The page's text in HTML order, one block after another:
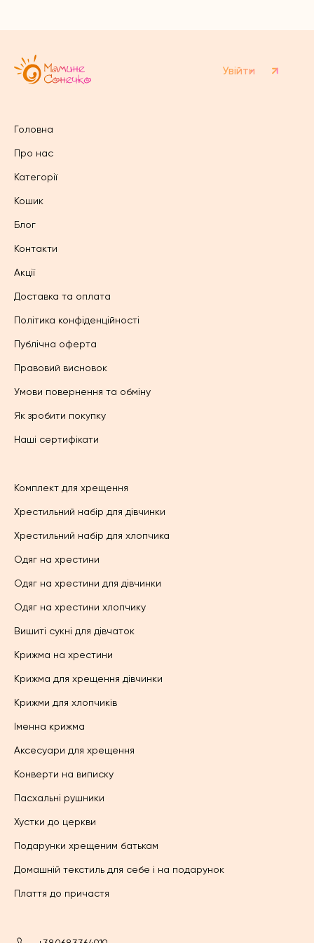
товару
Увійти
Головна
Про нас
Категорії
Кошик
Блог
Контакти
Акції
Доставка та оплата
Політика конфіденційності
Публічна оферта
Правовий висновок
Умови повернення та обміну
Як зробити покупку
Наші сертифікати
Комплект для хрещення
Хрестильний набір для дівчинки
Хрестильний набір для хлопчика
Одяг на хрестини
Одяг на хрестини для дівчинки
Одяг на хрестини хлопчику
Вишиті сукні для дівчаток
Крижма на хрестини
Крижма для хрещення дівчинки
Крижми для хлопчиків
Іменна крижма
Аксесуари для хрещення
Конверти на виписку
Пасхальні рушники
Хустки до церкви
Подарунки хрещеним батькам
Домашній текстиль для себе і на подарунок
Плаття до причастя